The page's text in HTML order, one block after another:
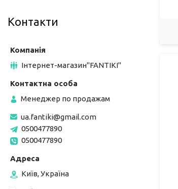
Контакти
Інтернет-магазин"FANTIKI"
Менеджер по продажам
ua.fantiki@gmail.com
0500477890
0500477890
Київ, Україна